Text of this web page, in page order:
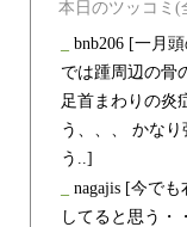
本日のツッコミ(
bnb206 [一月
では踵周辺の骨
足首まわりの炎
う、、、 かな
う..]
nagajis [今でも
してると思う・